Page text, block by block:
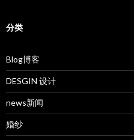
分类
Blog博客
DESGIN 设计
news新闻
婚纱